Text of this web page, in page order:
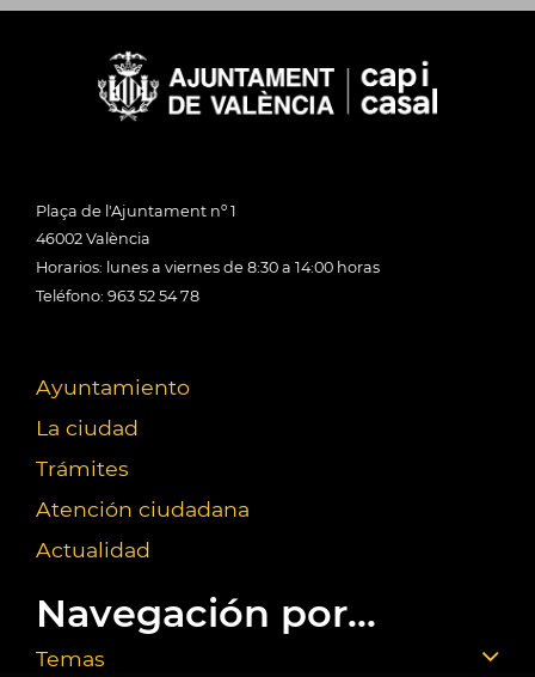
Plaça de l'Ajuntament nº 1
46002 València
Horarios: lunes a viernes de 8:30 a 14:00 horas
Teléfono: 963 52 54 78
Ayuntamiento
La ciudad
Trámites
Atención ciudadana
Actualidad
Navegación por...
Temas